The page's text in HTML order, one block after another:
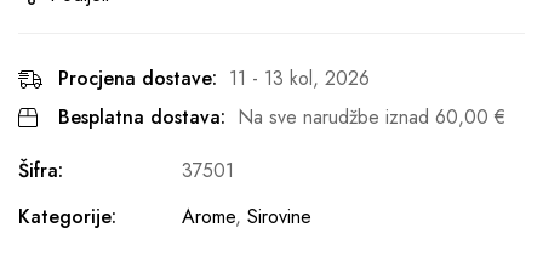
Procjena dostave: 11 - 13 kol, 2026
Besplatna dostava: Na sve narudžbe iznad 60,00 €
Šifra:
37501
Kategorije:
Arome, Sirovine